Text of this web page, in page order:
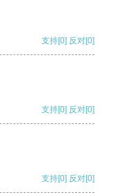
支持[0] 反对[0]
支持[0] 反对[0]
支持[0] 反对[0]